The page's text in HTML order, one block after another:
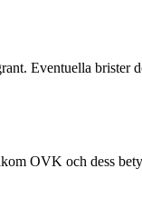
Eventuella brister
OVK och dess